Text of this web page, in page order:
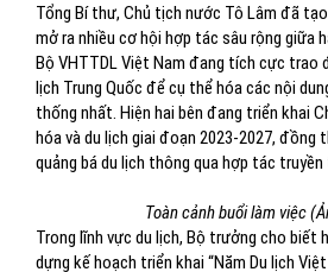
Tổng Bí thư, Chủ tịch nước Tô Lâm đã
mở ra nhiều cơ hội hợp tác sâu rộng giữa
Bộ VHTTDL Việt Nam đang tích cực trao
lịch Trung Quốc để cụ thể hóa các nội
thống nhất. Hiện hai bên đang triển khai
hóa và du lịch giai đoạn 2023-2027, đồng
quảng bá du lịch thông qua hợp tác
Toàn cảnh buổi làm việc
Trong lĩnh vực du lịch, Bộ trưởng cho biết
dựng kế hoạch triển khai “Năm Du lịch